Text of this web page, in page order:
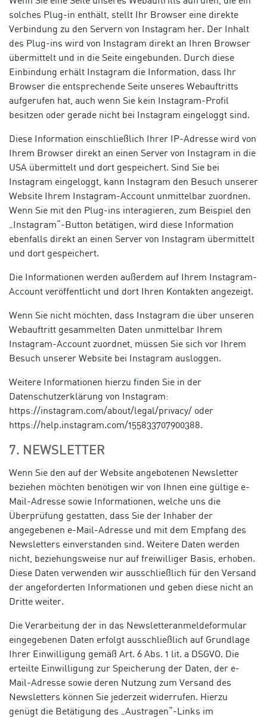
solches Plug-in enthält, stellt Ihr Browser eine direkte
Verbindung zu den Servern von Instagram her. Der Inhalt
des Plug-ins wird von Instagram direkt an Ihren Browser
übermittelt und in die Seite eingebunden. Durch diese
Einbindung erhält Instagram die Information, dass Ihr
Browser die entsprechende Seite unseres Webauftritts
aufgerufen hat, auch wenn Sie kein Instagram-Profil
besitzen oder gerade nicht bei Instagram eingeloggt sind.
Diese Information einschließlich Ihrer IP-Adresse wird von
Ihrem Browser direkt an einen Server von Instagram in die
USA übermittelt und dort gespeichert. Sind Sie bei
Instagram eingeloggt, kann Instagram den Besuch unserer
Website Ihrem Instagram-Account unmittelbar zuordnen.
Wenn Sie mit den Plug-ins interagieren, zum Beispiel den
„Instagram“-Button betätigen, wird diese Information
ebenfalls direkt an einen Server von Instagram übermittelt
und dort gespeichert.
Die Informationen werden außerdem auf Ihrem Instagram-
Account veröffentlicht und dort Ihren Kontakten angezeigt.
Wenn Sie nicht möchten, dass Instagram die über unseren
Webauftritt gesammelten Daten unmittelbar Ihrem
Instagram-Account zuordnet, müssen Sie sich vor Ihrem
Besuch unserer Website bei Instagram ausloggen.
Weitere Informationen hierzu finden Sie in der
Datenschutzerklärung von Instagram:
https://instagram.com/about/legal/privacy/ oder
https://help.instagram.com/155833707900388.
7. NEWSLETTER
Wenn Sie den auf der Website angebotenen Newsletter
beziehen möchten benötigen wir von Ihnen eine gültige e-
Mail-Adresse sowie Informationen, welche uns die
Überprüfung gestatten, dass Sie der Inhaber der
angegebenen e-Mail-Adresse und mit dem Empfang des
Newsletters einverstanden sind. Weitere Daten werden
nicht, beziehungsweise nur auf freiwilliger Basis, erhoben.
Diese Daten verwenden wir ausschließlich für den Versand
der angeforderten Informationen und geben diese nicht an
Dritte weiter.
Die Verarbeitung der in das Newsletteranmeldeformular
eingegebenen Daten erfolgt ausschließlich auf Grundlage
Ihrer Einwilligung gemäß Art. 6 Abs. 1 lit. a DSGVO. Die
erteilte Einwilligung zur Speicherung der Daten, der e-
Mail-Adresse sowie deren Nutzung zum Versand des
Newsletters können Sie jederzeit widerrufen. Hierzu
genügt die Betätigung des „Austragen“-Links im